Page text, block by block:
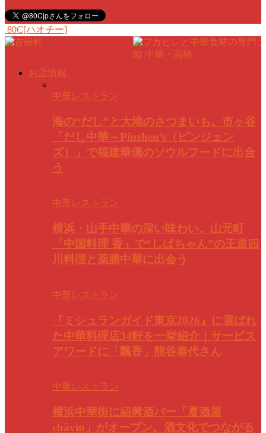
80C[ハオチー]
お店情報
中華レストラン
海の“だし”と大地のさつまいも。市ヶ谷
「だし中華～Pinzhen’s（ピンジェン
ズ）」で福建華僑のソウルフードに出合
う
中華レストラン
横浜・山手中華の深い味わい。山元町
「中国料理 香」で“しばちゃん”の王道四
川料理と薬膳中華に出会う
中華レストラン
『ミシュランガイド東京2026』に選ばれ
た中華料理店34軒を一挙紹介｜サービス
アワードに「飄香」熊谷泰代さん
中華レストラン
横浜中華街に紹興酒バー「夏酒屋
châvin」がオープン。酒文化でつながる